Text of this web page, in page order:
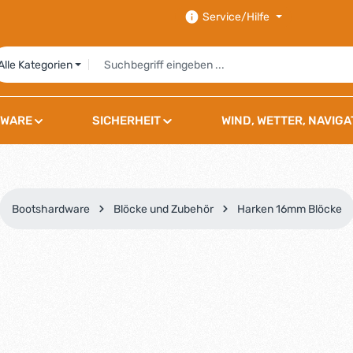
Service/Hilfe
Kategorien
SICHERHEIT WIND, WETTER,
Bootshardware Blöcke und Zubehör Harken 16mm Blöcke